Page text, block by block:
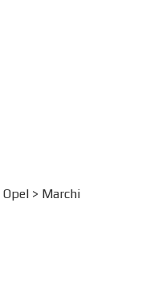
Opel> Marchi